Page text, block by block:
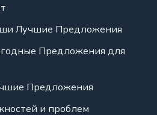
Лучшие Предложения
Предложения для
Предложения
и проблем